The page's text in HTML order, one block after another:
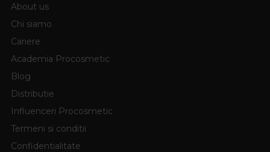
About us
Chi siamo
Cariere
Academia Procosmetic
Blog
Distributie
Influenceri Procosmetic
Termeni si conditii
Confidentialitate